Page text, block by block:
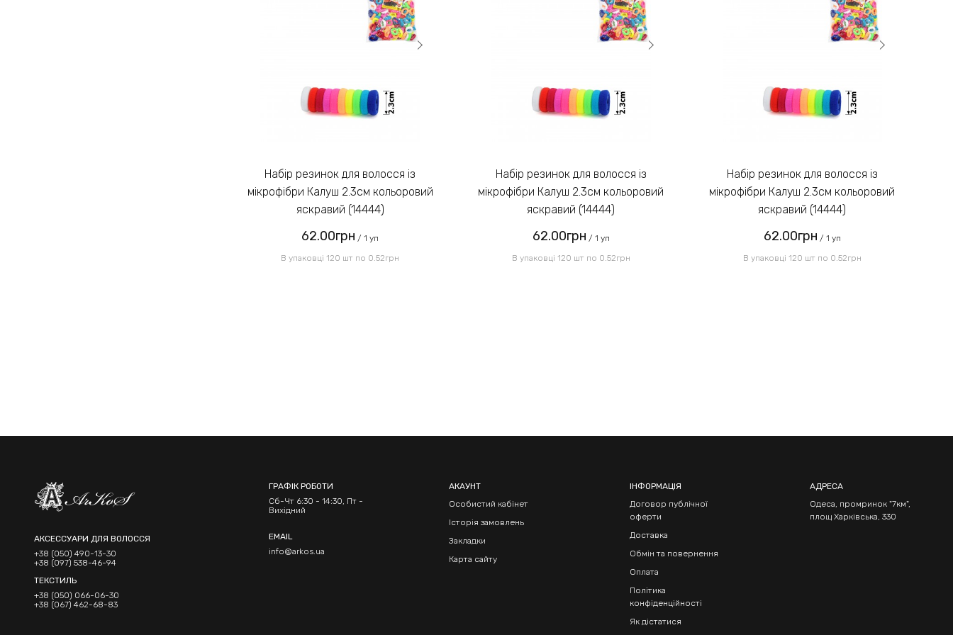
Замовлення післяплатою не
Надіслати
Набір резинок для волосся із
мікрофібри Калуш 2.3см кольоровий
яскравий (14444)
62.00грн / 1 уп
В упаковці 120 шт по 0.52грн
Набір резинок для волосся із
мікрофібри Калуш 2.3см кольоровий
яскравий (14444)
62.00грн / 1 уп
В упаковці 120 шт по 0.52грн
Набір резинок для волосся із
мікрофібри Калуш 2.3см кольоровий
яскравий (14444)
62.00грн / 1 уп
В упаковці 120 шт по 0.52грн
АКСЕССУАРИ ДЛЯ ВОЛОССЯ
+38 (050) 490-13-30
+38 (097) 538-46-94
ТЕКСТИЛЬ
+38 (050) 066-06-30
+38 (067) 462-68-83
ГРАФІК РОБОТИ
Сб-Чт 6:30 - 14:30, Пт -
Вихідний
EMAIL
info@arkos.ua
АКАУНТ
Особистий кабінет
Історія замовлень
Закладки
Карта сайту
ІНФОРМАЦІЯ
Договор публічної
оферти
Доставка
Обмін та повернення
Оплата
Політика
конфіденційності
Як дістатися
АДРЕСА
Одеса, промринок "7км",
площ Харківська, 330